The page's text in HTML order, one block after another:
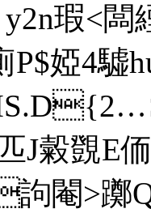
瑕<闆
P$婭4
J糓覴E
閹>躑